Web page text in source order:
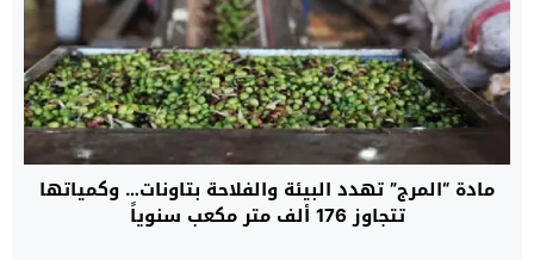
مادة “المرج” تهدد البيئة والفلاحة بتاونات… وكمياتها
تتجاوز 176 ألف متر مكعب سنوياً